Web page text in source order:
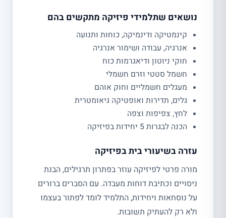
נושאים שתלמידי פיזיקה מתקשים בהם
קינמטיקה ודינמיקה, כוחות ותנועה
אנרגיה, עבודה ושימור אנרגיה
חוקי ניוטון ודיאגרמות כוח
חשמל סטטי וזרם חשמלי
מעגלים חשמליים וחוק אוהם
גלים, תדירות ואופטיקה גיאומטרית
לחץ, צפיפות וצפה
הכנה לבגרות 5 יחידות בפיזיקה
עזרה בשיעורי בית בפיזיקה
מורה פרטי לפיזיקה עוזר בפתרון תרגילים, הבנת
ניסויים וכתיבת דוחות מעבדה. עם הסברים ברורים
על נוסחאות ויחידות, התלמיד לומד לפתור בעצמו
ולא רק להעתיק תשובות.